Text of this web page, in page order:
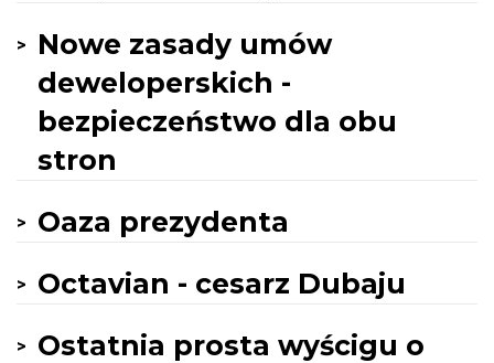
Nowe zasady umów
deweloperskich -
bezpieczeństwo dla obu
stron
Oaza prezydenta
Octavian - cesarz Dubaju
Ostatnia prosta wyścigu o